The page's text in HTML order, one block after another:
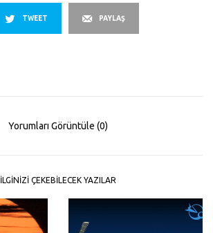
TWEET PAYLAŞ
Yorumları Görüntüle (0)
İLGINIZI ÇEKEBILECEK YAZILAR